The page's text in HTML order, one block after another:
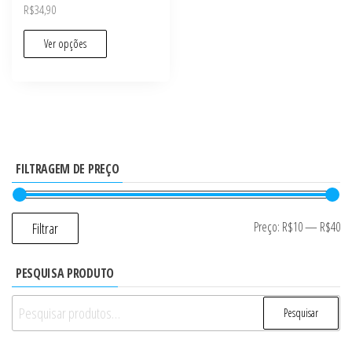
R$34,90
Ver opções
FILTRAGEM DE PREÇO
Filtrar Preço: R$10— R$40
PESQUISA PRODUTO
Pesquisar
por:
Pesquisar